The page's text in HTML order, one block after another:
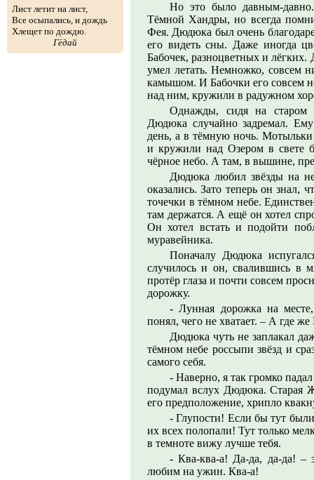
Лист летит на лист,
Все осыпались, и дождь
Хлещет по дождю.
Гёдай
Но это было давным-
Тёмной Хандры, но всегда
Фея. Дюдюка был очень
его видеть сны. Даже иногда
Бабочек, разноцветных и
умел летать. Немножко, совсем
камышом. И Бабочки его совсем
над ним, кружили в радужном
Однажды, сидя на старом
Дюдюка случайно задремал.
день, а в тёмную ночь.
и кружили над Озером в
чёрное небо. А там, в вышине,
Дюдюка любил звёзды на
оказались. Зато теперь он знал,
точечки в тёмном небе.
там держатся. А ещё он хотел
Он хотел встать и подойти
муравейника.
Поначалу Дюдюка
случилось и он, свалившись в
протёр глаза и почти совсем
дорожку.
- Лунная дорожка на
понял, чего не хватает. – А где
Дюдюка чуть не заплакал
тёмном небе россыпи звёзд и
самого себя.
- Наверно, я так громко
подумал вслух Дюдюка. Старая
его предположение, хрипло
- Глупости! Если бы тут
их всех полопали! Тут только
в темноте вижу лучше тебя.
- Ква-ква-а! Да-да, да-да!
любим на ужин. Ква-а!